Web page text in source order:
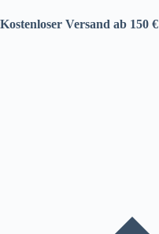
Kostenloser Versand ab 150 €